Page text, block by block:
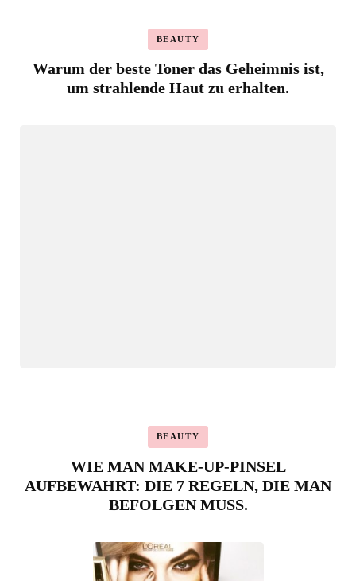
BEAUTY
Warum der beste Toner das Geheimnis ist,
um strahlende Haut zu erhalten.
BEAUTY
WIE MAN MAKE-UP-PINSEL
AUFBEWAHRT: DIE 7 REGELN, DIE MAN
BEFOLGEN MUSS.